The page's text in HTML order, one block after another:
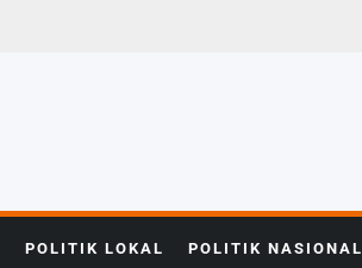
POLITIK LOKAL POLITIK NASIONAL